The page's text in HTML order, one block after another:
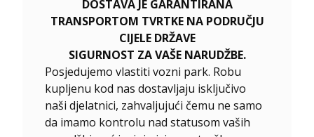
DOSTAVA JE GARANTIRANA
TRANSPORTOM TVRTKE NA PODRUČJU
CIJELE DRŽAVE
SIGURNOST ZA VAŠE NARUDŽBE.
Posjedujemo vlastiti vozni park. Robu
kupljenu kod nas dostavljaju isključivo
naši djelatnici, zahvaljujući čemu ne samo
da imamo kontrolu nad statusom vaših